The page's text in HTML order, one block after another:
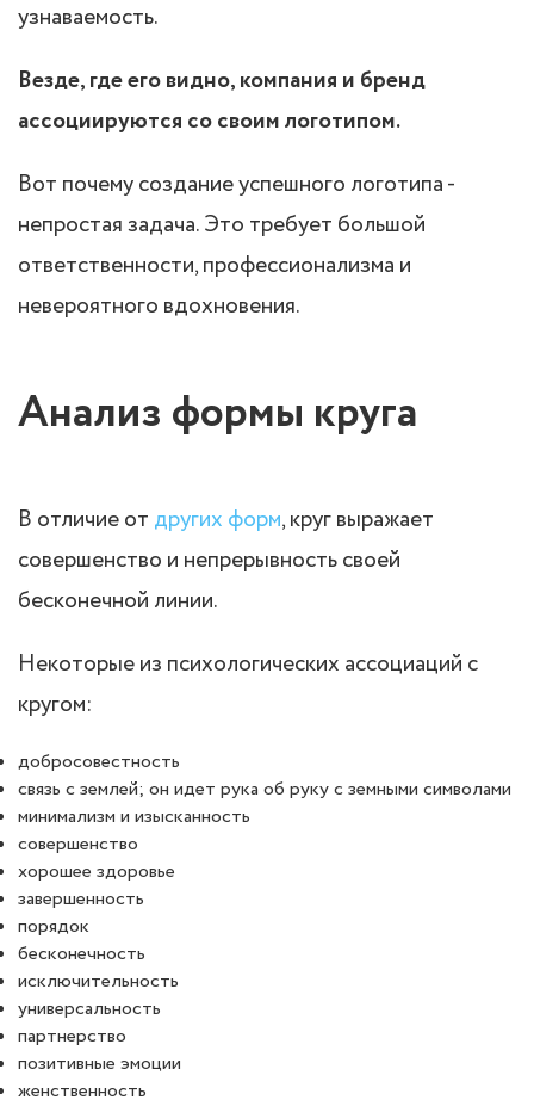
узнаваемость.
Везде, где его видно, компания и бренд
ассоциируются со своим логотипом.
Вот почему создание успешного логотипа -
непростая задача. Это требует большой
ответственности, профессионализма и
невероятного вдохновения.
Анализ формы круга
В отличие от других форм, круг выражает
совершенство и непрерывность своей
бесконечной линии.
Некоторые из психологических ассоциаций с
кругом:
добросовестность
связь с землей; он идет рука об руку с земными символами
минимализм и изысканность
совершенство
хорошее здоровье
завершенность
порядок
бесконечность
исключительность
универсальность
партнерство
позитивные эмоции
женственность